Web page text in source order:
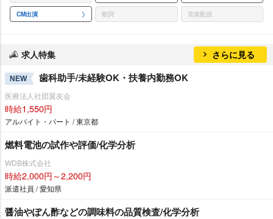
CM出演 歌詞 音楽配信
求人特集 さらに見る
NEW 歯科助手/未経験OK・扶養内勤務OK
医療法人社団翼友会
時給1,550円
アルバイト・パート / 東京都
燃料電池の試作や評価/化学分析
WDB株式会社
時給2,000円～2,200円
派遣社員 / 愛知県
醤油やぽん酢などの調味料の品質検査/化学分析